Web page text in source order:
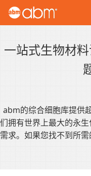
一站式生物材
abm的综合细胞库提供
们拥有世界上最大的永
需求。如果您找不到所